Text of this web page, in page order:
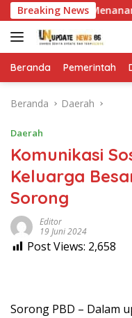
Langsung
ke
konten
Breaking News
Tapi Juga Menanam
Beranda Pemerintah
Beranda Daerah
Daerah
Komunikasi
Keluarga
Sorong
Editor
19 Juni 2024
Post Views: 2,658
Sorong PBD – Dalam